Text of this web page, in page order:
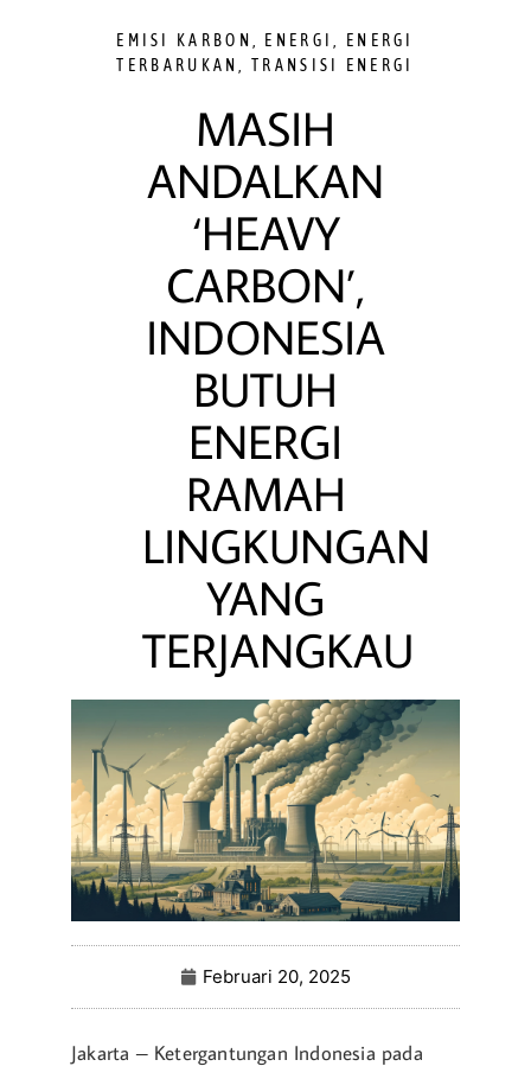
EMISI KARBON ENERGI
ENERGI
TERBARUKAN
,TRANSISI ENERGI
MASIH
ANDALKAN
‘HEAVY
CARBON’,
INDONESIA
BUTUH
ENERGI
RAMAH
LINGKUNGAN
YANG
TERJANGKAU
Februari 20, 2025
Jakarta – Ketergantungan Indonesia pada